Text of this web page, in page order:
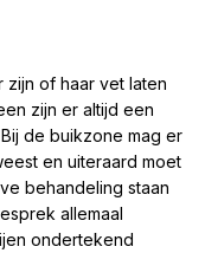
zijn of haar vet laten
zijn er altijd een
de buikzone mag er
en uiteraard moet
behandeling staan
allemaal
ondertekend